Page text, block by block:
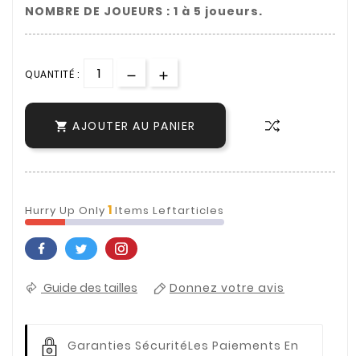
NOMBRE DE JOUEURS : 1 à 5 joueurs.
QUANTITÉ :
 AJOUTER AU PANIER
Hurry Up Only 1 Items Leftarticles
Guide des tailles Donnez votre avis
Garanties SécuritéLes Paiements En